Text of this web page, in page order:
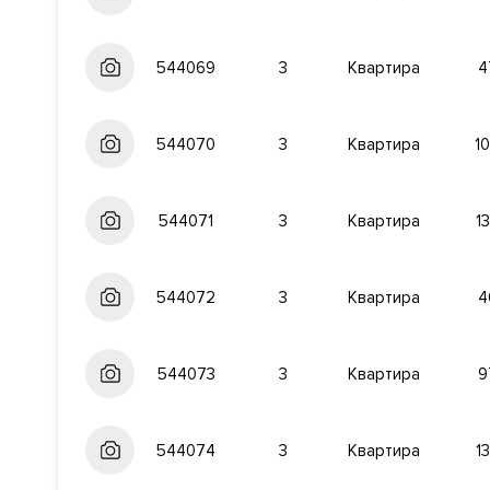
Документы
Форма правообладания
Собственность
544069 3 Квартира
544070 3 Квартира
544071 3 Квартира
544072 3 Квартира
544073 3 Квартира
544074 3 Квартира